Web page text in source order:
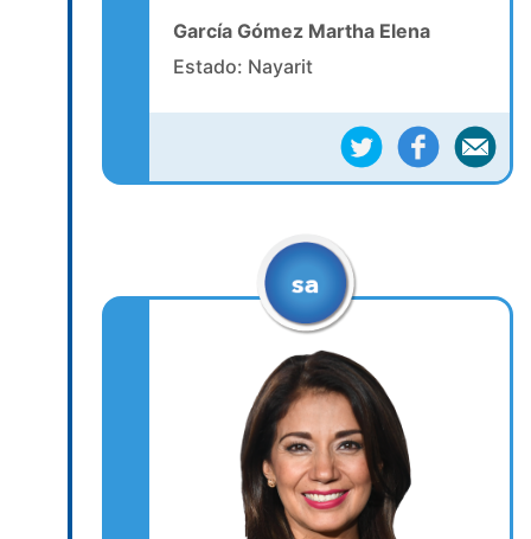
García Gómez Martha Elena
Estado: Nayarit